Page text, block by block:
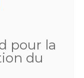
pour la
du